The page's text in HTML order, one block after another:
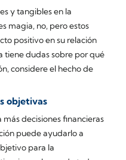
y tangibles en la
magia, no, pero estos
positivo en su relación
tiene dudas sobre por qué
considere el hecho de
objetivas
decisiones financieras
puede ayudarlo a
para la